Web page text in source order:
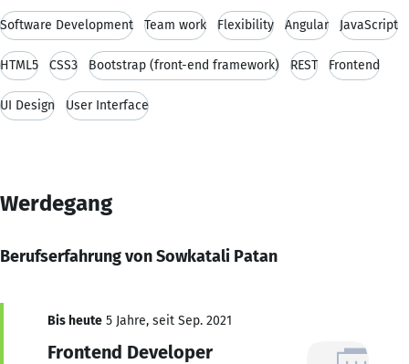
Software Development Team work Flexibility Angular JavaScript
HTML5 CSS3 Bootstrap (front-end framework) REST Frontend
UI Design User Interface
Werdegang
Berufserfahrung von Sowkatali Patan
Bis heute 5 Jahre, seit Sep. 2021
Frontend Developer